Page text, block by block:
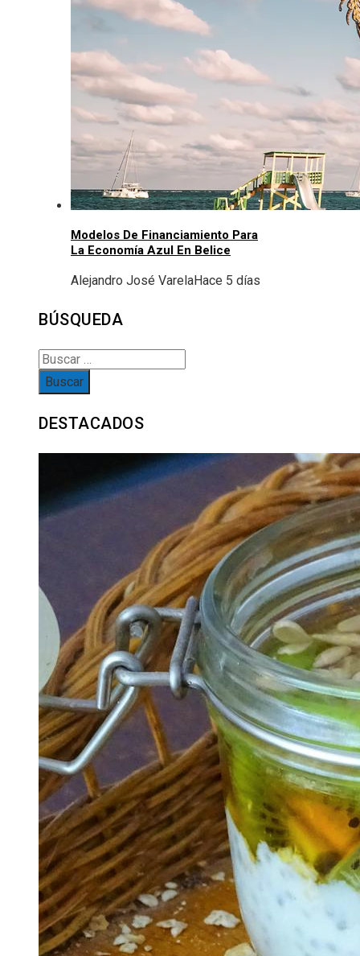
Modelos De Financiamiento Para
La Economía Azul En Belice
Alejandro José VarelaHace 5 días
BÚSQUEDA
Buscar:
DESTACADOS